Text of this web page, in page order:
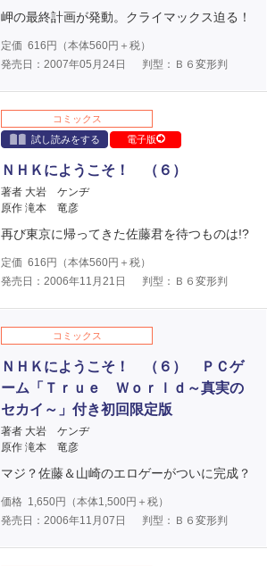
岬の最終計画が発動。クライマックス迫る！
定価 616 円（本体560円＋税）
発売日：2007年05月24日
判型：Ｂ６変形判
コミックス
試し読みをする
電子版
ＮＨＫにようこそ！ （６）
著者 大岩 ケンヂ
原作 滝本 竜彦
再び東京に帰ってきた佐藤君を待つものは!?
定価 616 円（本体560円＋税）
発売日：2006年11月21日
判型：Ｂ６変形判
コミックス
ＮＨＫにようこそ！ （６） ＰＣゲ
ーム「Ｔｒｕｅ Ｗｏｒｌｄ～真実の
セカイ～」付き初回限定版
著者 大岩 ケンヂ
原作 滝本 竜彦
マジ？佐藤＆山崎のエロゲーがついに完成？
価格 1,650円（本体1,500円＋税）
発売日：2006年11月07日
判型：Ｂ６変形判